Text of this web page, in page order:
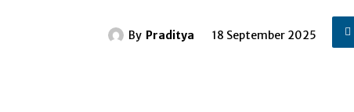
By Praditya 18 September 2025